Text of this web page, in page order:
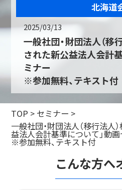
北海道
2025/03/13
一般社団・財団法人（移
された新公益法人会計
ミナー
※参加無料、テキスト付
TOP > セミナー >
一般社団・財団法人（移行法人
益法人会計基準について」動
※参加無料、テキスト付
こんな方へ